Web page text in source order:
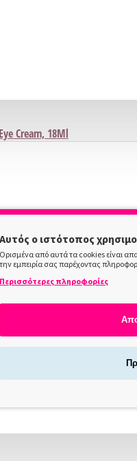
Cream, 18Ml
Αυτός ο ιστότοπος
Ορισμένα από αυτά τα cookies είναι
την εμπειρία σας παρέχοντας
Περισσότερες πληροφορίες